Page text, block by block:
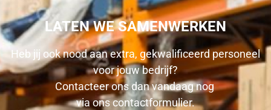
LATEN WE SAMENWERKEN
Heb jij ook nood aan extra, gekwalificeerd personeel
voor jouw bedrijf?
Contacteer ons dan vandaag nog
via onscontactformulier.